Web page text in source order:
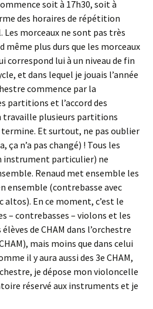
soit à 17h30, soit à
des horaires de répétition
Les morceaux ne sont pas très
même plus durs que les morceaux
correspond lui à un niveau de fin
et dans lequel je jouais l’année
commence par la
partitions et l’accord des
travaille plusieurs partitions
Et surtout, ne pas oublier
ça n’a pas changé) ! Tous les
instrument particulier) ne
Renaud met ensemble les
ensemble (contrebasse avec
En ce moment, c’est le
– contrebasses – violons et les
de CHAM dans l’orchestre
mais moins que dans celui
il y aura aussi des 3e CHAM,
je dépose mon violoncelle
réservé aux instruments et je